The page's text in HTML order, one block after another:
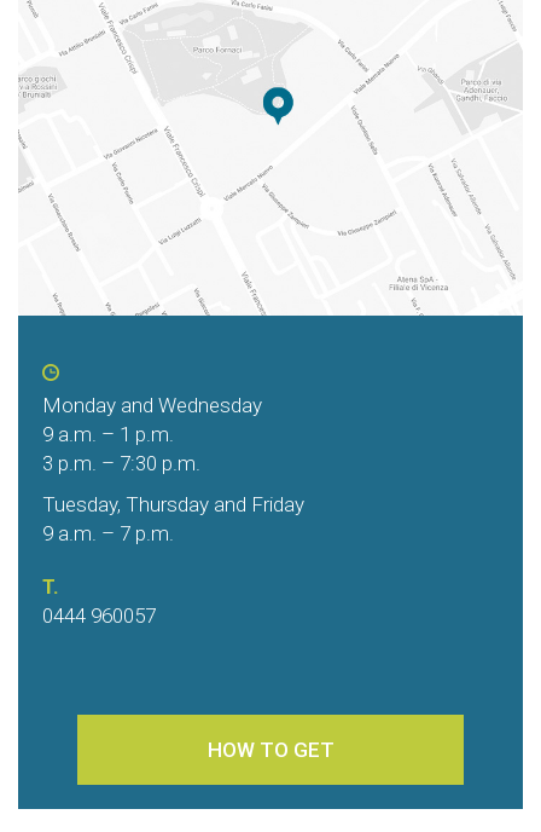
Monday and Wednesday
9 a.m. – 1 p.m.
3 p.m. – 7:30 p.m.
Tuesday, Thursday and Friday
9 a.m. – 7 p.m.
T.
0444 960057
HOW TO GET